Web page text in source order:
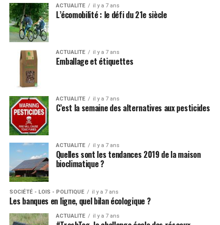
ACTUALITE il y a 7 ans
L’écomobilité : le défi du 21e siècle
ACTUALITE il y a 7 ans
Emballage et étiquettes
ACTUALITE il y a 7 ans
C’est la semaine des alternatives aux pesticides
ACTUALITE il y a 7 ans
Quelles sont les tendances 2019 de la maison
bioclimatique ?
SOCIÉTÉ - LOIS - POLITIQUE il y a 7 ans
Les banques en ligne, quel bilan écologique ?
ACTUALITE il y a 7 ans